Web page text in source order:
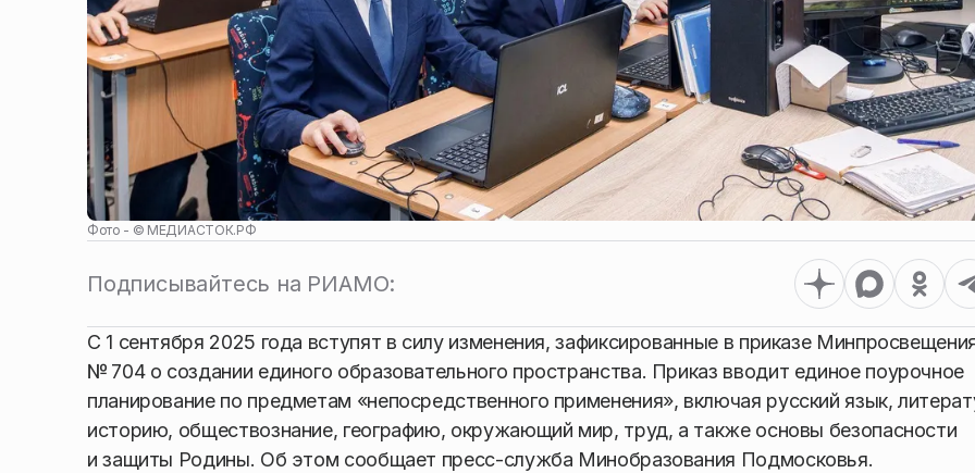
Фото - © МЕДИАСТОК.РФ
Подписывайтесь на РИАМО:
С 1 сентября 2025 года вступят в силу изменения, зафиксированные в приказе
№ 704 о создании единого образовательного пространства. Приказ вводит единое поурочное
планирование по предметам «непосредственного применения», включая русский язык,
историю, обществознание, географию, окружающий мир, труд, а также основы безопасности
и защиты Родины. Об этом сообщает пресс-служба Минобразования Подмосковья.